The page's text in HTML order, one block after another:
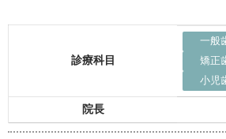
診療科目
一般
矯正
小児
院長